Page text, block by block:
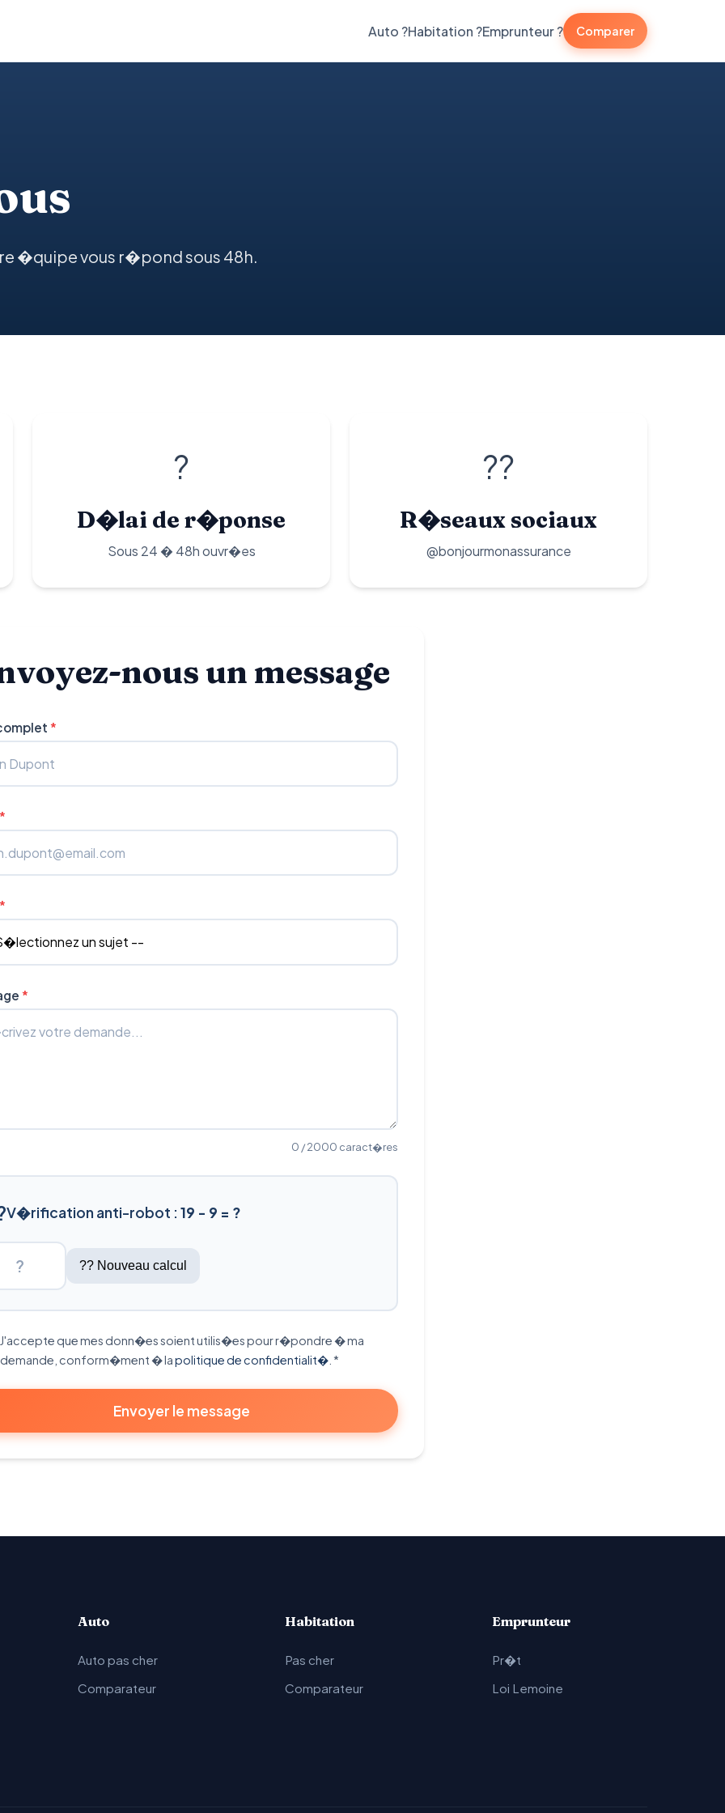
Auto ?Habitation ?Emprunteur ? Comparer
�quipe vous r�pond sous 48h.
?
D�lai de r�ponse
Sous 24 � 48h ouvr�es
??
R�seaux sociaux
@bonjourmonassurance
nous un message
*
*
*
*
0 / 2000 caract�res
V�rification anti-robot : 19 - 9 = ?
?? Nouveau calcul
J'accepte que mes donn�es soient utilis�es pour r�pondre � ma
demande, conform�ment � lapolitique de confidentialit� *
Envoyer le message
Auto
Auto pas cher
Comparateur
Habitation
Pas cher
Comparateur
Emprunteur
Pr�t
Loi Lemoine